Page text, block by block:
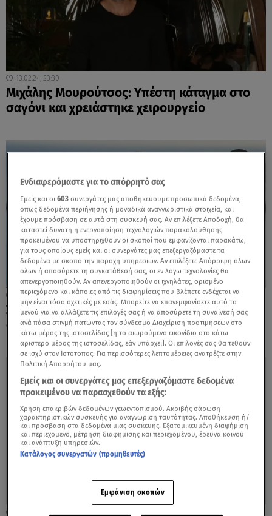
13.02.24, 23:30
Μιχάλης Μουρούτσος: Υπέστη κάταγμα στο
σαγόνι και χρειάστηκε χειρουργείο
12.02.24, 20:23
Στο νοσοκομείο ο Μιχάλης Μουρούτσος - Τι
συνέβη;
Ενδιαφερόμαστε για το απόρρητό σας
Εμείς και οι603 συνεργάτες μας αποθηκεύουμε προσωπικά δεδομένα,
όπως δεδομένα περιήγησης ή μοναδικά αναγνωριστικά στοιχεία, και
έχουμε πρόσβαση σε αυτά στη συσκευή σας. Αν επιλέξετε Αποδοχή, θα
καταστεί δυνατή η ενεργοποίηση τεχνολογιών παρακολούθησης
προκειμένου να υποστηριχθούν οι σκοποί που εμφανίζονται παρακάτω,
για τους οποίους εμείς και οι συνεργάτες μας επεξεργαζόμαστε τα
δεδομένα με σκοπό την παροχή υπηρεσιών. Αν επιλέξετε Απόρριψη όλων
όλων ή αποσύρετε τη συγκατάθεσή σας, οι εν λόγω τεχνολογίες θα
απενεργοποιηθούν. Αν απενεργοποιηθούν οι ιχνηλάτες, ορισμένο
περιεχόμενο και κάποιες από τις διαφημίσεις που βλέπετε ενδέχεται να
μην είναι τόσο σχετικές με εσάς. Μπορείτε να επανεμφανίσετε αυτό το
μενού για να αλλάξετε τις επιλογές σας ή να αποσύρετε τη συναίνεσή σας
ανά πάσα στιγμή πατώντας τον σύνδεσμο Διαχείριση προτιμήσεων στο
κάτω μέρος της ιστοσελίδας [ή το αιωρούμενο εικονίδιο στο κάτω
αριστερό μέρος της ιστοσελίδας, εάν υπάρχει]. Οι επιλογές σας θα τεθούν
σε ισχύ στον Ιστότοπος. Για περισσότερες λεπτομέρειες ανατρέξτε στην
Πολιτική Απορρήτου μας.
Εμείς και οι συνεργάτες μας επεξεργαζόμαστε δεδομένα
προκειμένου να παρασχεθούν τα εξής:
Χρήση επακριβών δεδομένων γεωεντοπισμού. Ακριβής σάρωση
χαρακτηριστικών συσκευής για αναγνώριση ταυτότητας. Αποθήκευση ή/
και πρόσβαση στα δεδομένα μιας συσκευής. Εξατομικευμένη διαφήμιση
και περιεχόμενο, μέτρηση διαφήμισης και περιεχομένου, έρευνα κοινού
και ανάπτυξη υπηρεσιών.
Κατάλογος συνεργατών (προμηθευτές)
Εμφάνιση σκοπών